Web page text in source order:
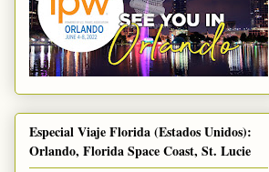
Especial Viaje Florida (Estados Unidos):
Orlando, Florida Space Coast, St. Lucie